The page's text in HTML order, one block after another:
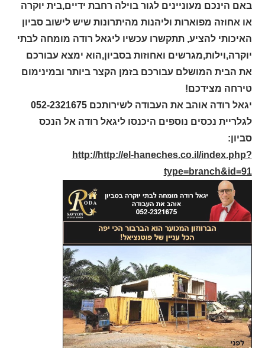
באם הינכם מעוניינים לגור בוילה רחבת ידיים,בית יוקרה
או אחוזה מפוארות וליהנות מהיתרונות שיש לישוב סביון
האיכותי להציע, תתקשרו עכשיו ליגאל רודה מומחה לבתי
יוקרה,וילות,מגרשים ואחוזות בסביון,הוא ימצא עבורכם
את הבית המושלם עבורכם בזמן הקצר ביותר ובמינימום
טירחה מצידכם!
יגאל רודה אוהב את העבודה לשירותכם 052-2321675
לגלריית נכסים נוספים היכנסו ליגאל רודה אל הנכס
סביון:
http://http://el-haneches.co.il/index.php?
type=branch&id=91